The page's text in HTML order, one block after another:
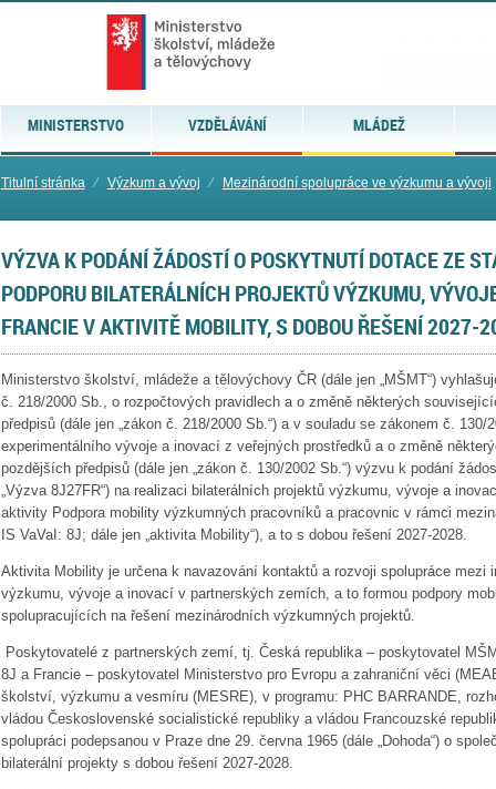
MINISTERSTVO VZDĚLÁVÁNÍ MLÁDEŽ
Titulní stránka ⁄ Výzkum a vývoj ⁄ Mezinárodní spolupráce ve výzkumu a vývoji
VÝZVA K PODÁNÍ ŽÁDOSTÍ O POSKYTNUTÍ DOTACE ZE
PODPORU BILATERÁLNÍCH PROJEKTŮ VÝZKUMU,
FRANCIE V AKTIVITĚ MOBILITY, S DOBOU ŘEŠENÍ 2027-
Ministerstvo školství, mládeže a tělovýchovy ČR (dále jen „MŠMT“)
č. 218/2000 Sb., o rozpočtových pravidlech a o změně některých
předpisů (dále jen „zákon č. 218/2000 Sb.“) a v souladu se zákonem č. 130/
experimentálního vývoje a inovací z veřejných prostředků a o změně
pozdějších předpisů (dále jen „zákon č. 130/2002 Sb.“) výzvu k podání
„Výzva 8J27FR“) na realizaci bilaterálních projektů výzkumu, vývoje a
aktivity Podpora mobility výzkumných pracovníků a pracovnic v rámci
IS VaVaI: 8J; dále jen „aktivita Mobility“), a to s dobou řešení 2027-2028.
Aktivita Mobility je určena k navazování kontaktů a rozvoji spolupráce mezi
výzkumu, vývoje a inovací v partnerských zemích, a to formou podpory
spolupracujících na řešení mezinárodních výzkumných projektů.
Poskytovatelé z partnerských zemí, tj. Česká republika – poskytovatel
8J a Francie – poskytovatel Ministerstvo pro Evropu a zahraniční věci
školství, výzkumu a vesmíru (MESRE), v programu: PHC BARRANDE,
vládou Československé socialistické republiky a vládou Francouzské
spolupráci podepsanou v Praze dne 29. června 1965 (dále „Dohoda“) o
bilaterální projekty s dobou řešení 2027-2028.